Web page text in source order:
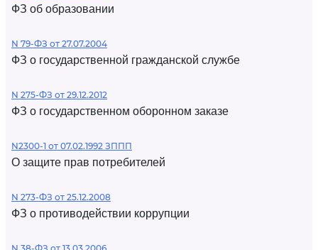
ФЗ об образовании
N 79-ФЗ от 27.07.2004
ФЗ о государственной гражданской службе
N 275-ФЗ от 29.12.2012
ФЗ о государственном оборонном заказе
N2300-1 от 07.02.1992 ЗППП
О защите прав потребителей
N 273-ФЗ от 25.12.2008
ФЗ о противодействии коррупции